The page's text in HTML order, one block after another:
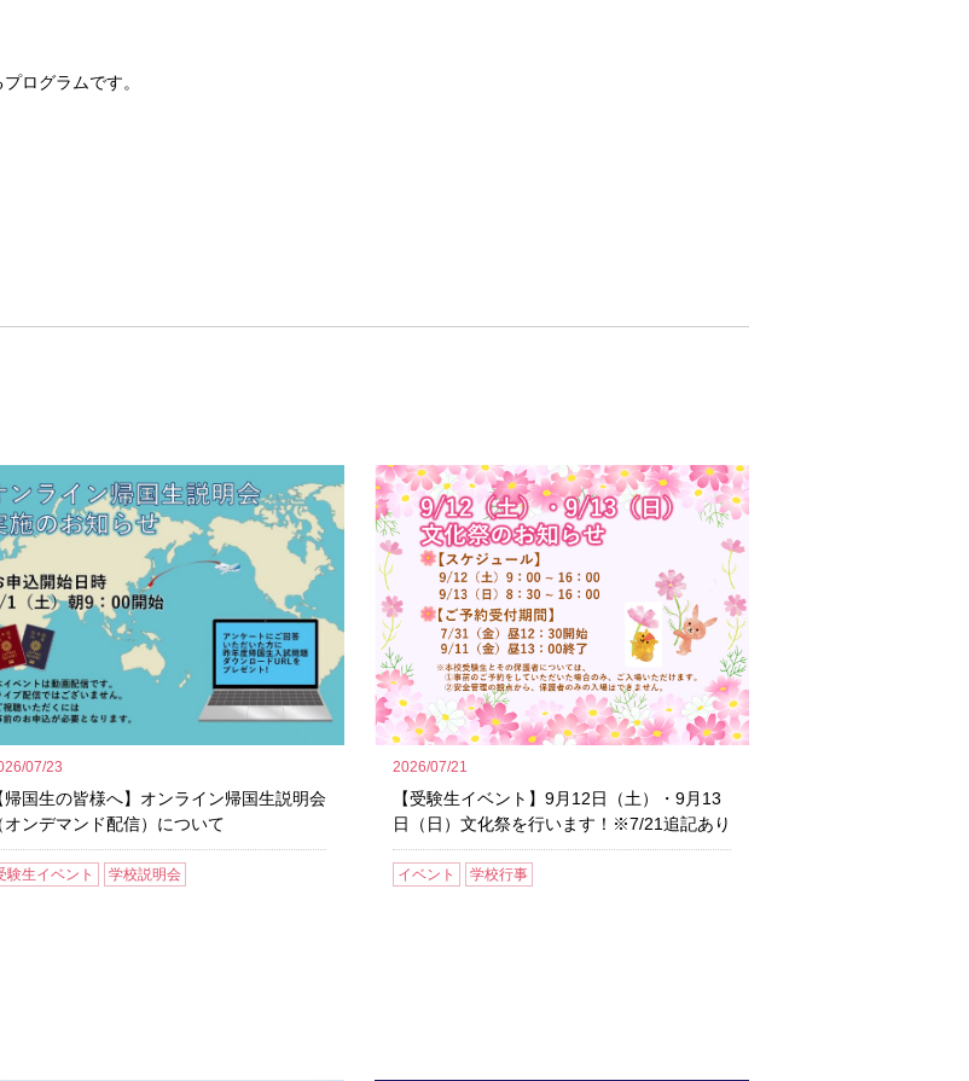
ログラムです。
07/23
帰国生の皆様へ】オンライン帰国生説明会
オンデマンド配信）について
験生イベント 学校説明会
2026/07/21
【受験生イベント】9月12日（土）・9月13
日（日）文化祭を行います！※7/21追記あり
イベント 学校行事